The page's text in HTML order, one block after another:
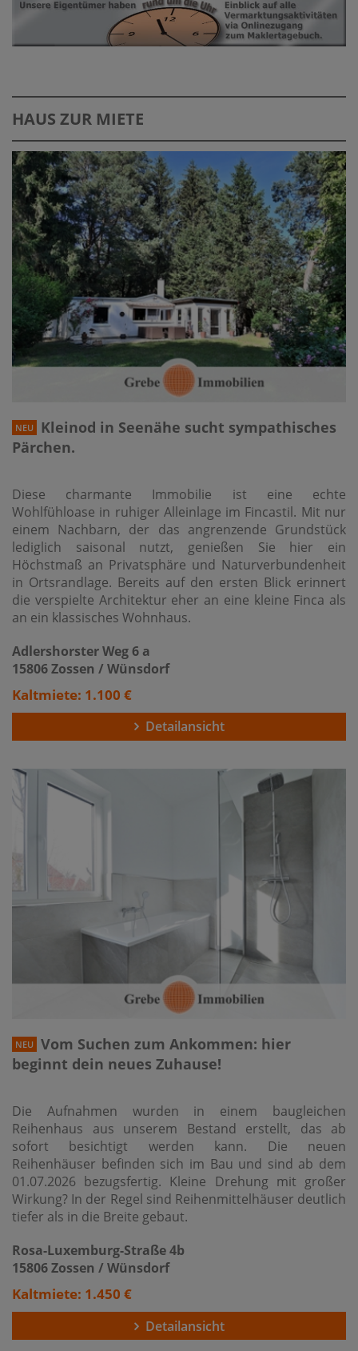
HAUS ZUR MIETE
NEU
Kleinod in Seenähe sucht sympathisches
Pärchen.
Diese charmante Immobilie ist eine echte
Wohlfühloase in ruhiger Alleinlage im Fincastil. Mit nur
einem Nachbarn, der das angrenzende Grundstück
lediglich saisonal nutzt, genießen Sie hier ein
Höchstmaß an Privatsphäre und Naturverbundenheit
in Ortsrandlage. Bereits auf den ersten Blick erinnert
die verspielte Architektur eher an eine kleine Finca als
an ein klassisches Wohnhaus.
Adlershorster Weg 6 a
15806 Zossen / Wünsdorf
Kaltmiete: 1.100 €
Detailansicht
NEU
Vom Suchen zum Ankommen: hier
beginnt dein neues Zuhause!
Die Aufnahmen wurden in einem baugleichen
Reihenhaus aus unserem Bestand erstellt, das ab
sofort besichtigt werden kann. Die neuen
Reihenhäuser befinden sich im Bau und sind ab dem
01.07.2026 bezugsfertig. Kleine Drehung mit großer
Wirkung? In der Regel sind Reihenmittelhäuser deutlich
tiefer als in die Breite gebaut.
Rosa-Luxemburg-Straße 4b
15806 Zossen / Wünsdorf
Kaltmiete: 1.450 €
Detailansicht